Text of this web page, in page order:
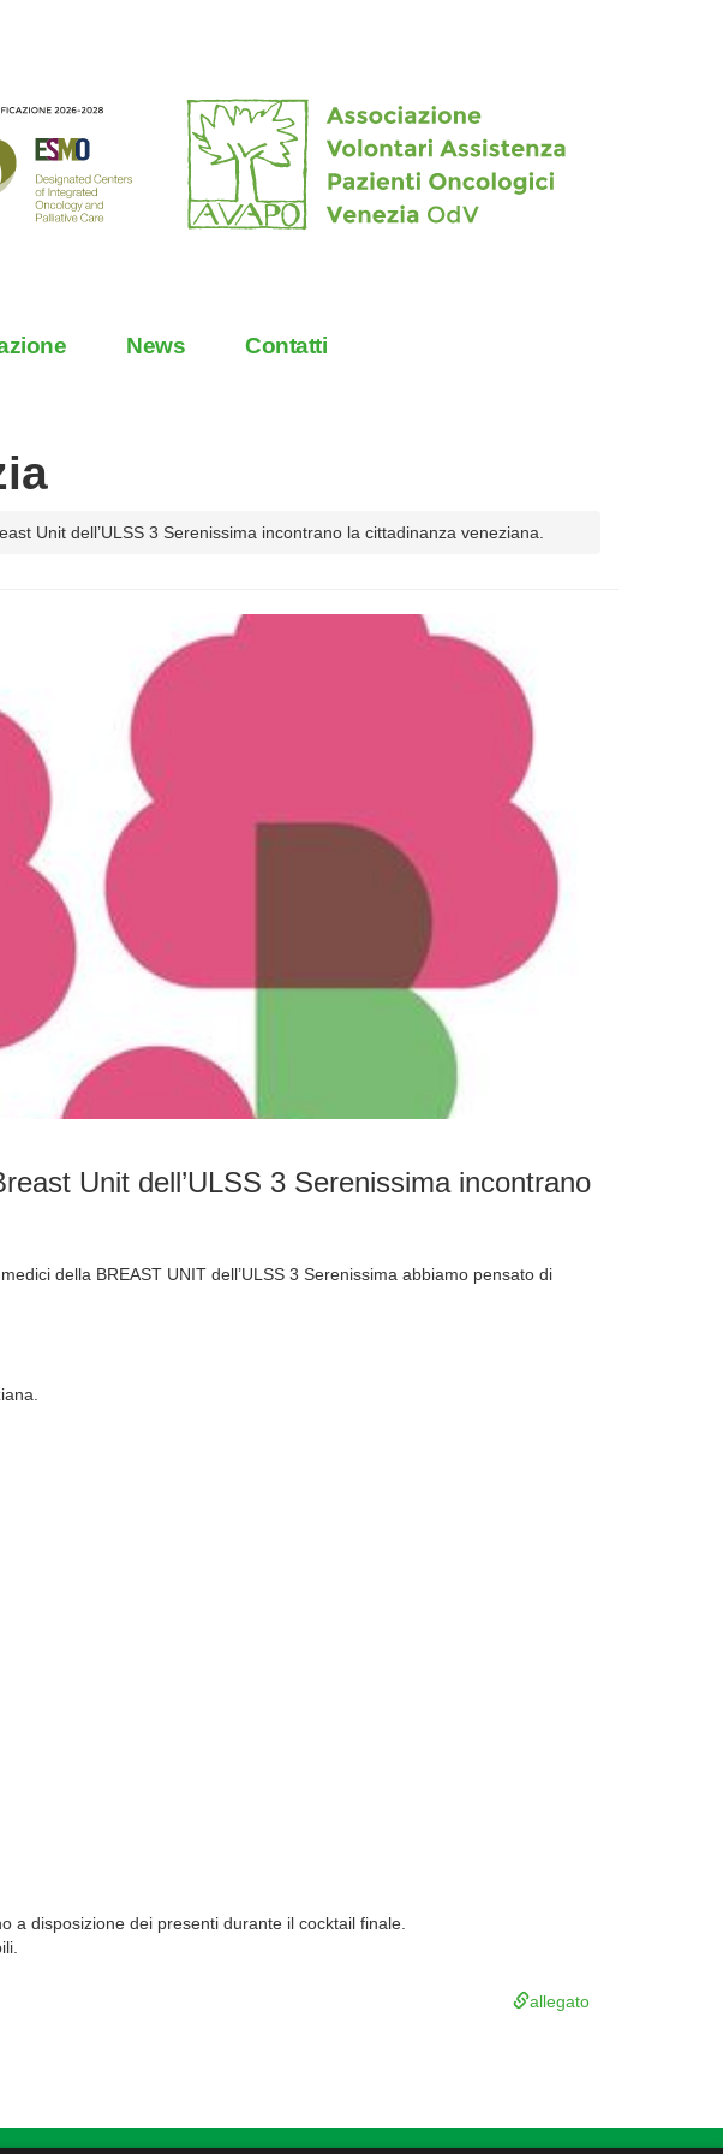
News Contatti
Unit dell’ULSS 3 Serenissima incontrano la cittadinanza veneziana.
Unit dell’ULSS 3 Serenissima incontrano
della BREAST UNIT dell’ULSS 3 Serenissima abbiamo pensato di
a disposizione dei presenti durante il cocktail finale.
allegato